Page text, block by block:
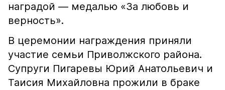
наградой — медалью «За любовь и
верность».
В церемонии награждения приняли
участие семьи Приволжского района.
Супруги Пигаревы Юрий Анатольевич и
Таисия Михайловна прожили в браке